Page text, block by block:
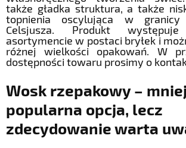
także gładka struktura, a także
topnienia oscylująca w
Celsjusza. Produkt
asortymencie w postaci bryłek i
różnej wielkości opakowań. W
dostępności towaru prosimy o
Wosk rzepakowy – mniej
popularna opcja, lecz
zdecydowanie warta